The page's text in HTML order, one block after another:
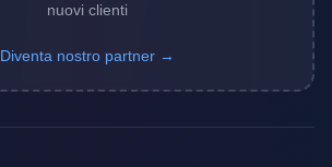
nuovi clienti
Diventa nostro partner →